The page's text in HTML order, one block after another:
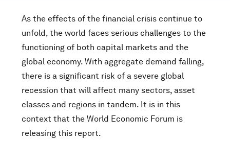
As the effects of the financial crisis continue to
unfold, the world faces serious challenges to the
functioning of both capital markets and the
global economy. With aggregate demand falling,
there is a significant risk of a severe global
recession that will affect many sectors, asset
classes and regions in tandem. It is in this
context that the World Economic Forum is
releasing this report.